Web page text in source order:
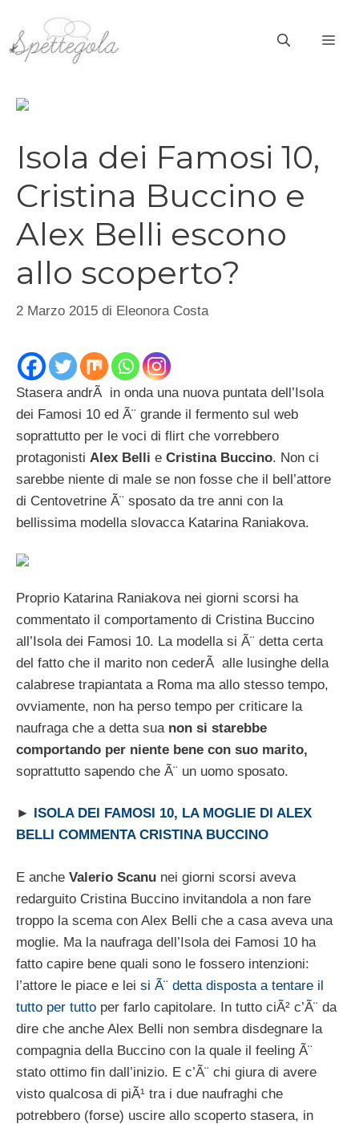
contenuto
Isola dei Famosi 10,
Cristina Buccino e
Alex Belli escono
allo scoperto?
2 Marzo 2015 di Eleonora Costa
Stasera andrÃ in onda una nuova puntata dell’Isola
dei Famosi 10 ed Ã¨ grande il fermento sul web
soprattutto per le voci di flirt che vorrebbero
protagonisti Alex Belli e Cristina Buccino. Non ci
sarebbe niente di male se non fosse che il bell’attore
di Centovetrine Ã¨ sposato da tre anni con la
bellissima modella slovacca Katarina Raniakova.
Proprio Katarina Raniakova nei giorni scorsi ha
commentato il comportamento di Cristina Buccino
all’Isola dei Famosi 10. La modella si Ã¨ detta certa
del fatto che il marito non cederÃ alle lusinghe della
calabrese trapiantata a Roma ma allo stesso tempo,
ovviamente, non ha perso tempo per criticare la
naufraga che a detta sua non si starebbe
comportando per niente bene con suo marito,
soprattutto sapendo che Ã¨ un uomo sposato.
► ISOLA DEI FAMOSI 10, LA MOGLIE DI ALEX
BELLI COMMENTA CRISTINA BUCCINO
E anche Valerio Scanu nei giorni scorsi aveva
redarguito Cristina Buccino invitandola a non fare
troppo la scema con Alex Belli che a casa aveva una
moglie. Ma la naufraga dell’Isola dei Famosi 10 ha
fatto capire bene quali sono le fossero intenzioni:
l’attore le piace e lei si Ã¨ detta disposta a tentare il
tutto per tutto per farlo capitolare. In tutto ciÃ² c’Ã¨ da
dire che anche Alex Belli non sembra disdegnare la
compagnia della Buccino con la quale il feeling Ã¨
stato ottimo fin dall’inizio. E c’Ã¨ chi giura di avere
visto qualcosa di piÃ¹ tra i due naufraghi che
potrebbero (forse) uscire allo scoperto stasera, in